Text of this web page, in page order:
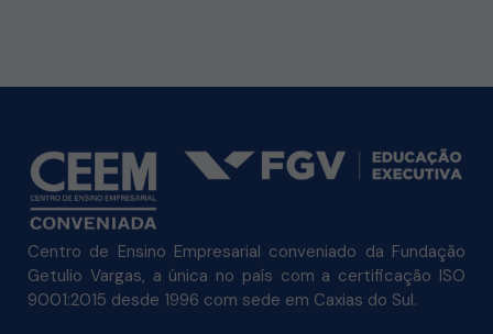
Centro de Ensino Empresarial conveniado da Fundação
Getulio Vargas, a única no país com a certificação ISO
9001:2015 desde 1996 com sede em Caxias do Sul.